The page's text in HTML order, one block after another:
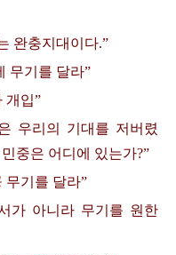
완충지대이다.”
무기를 달라”
개입”
우리의 기대를 저버렸
중은 어디에 있는가?”
무기를 달라”
가 아니라 무기를 원한